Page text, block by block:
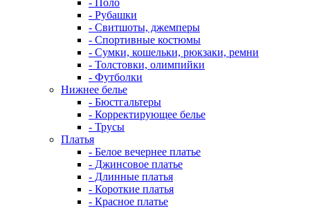
- Поло
- Рубашки
- Свитшоты, джемперы
- Спортивные костюмы
- Сумки, кошельки, рюкзаки, ремни
- Толстовки, олимпийки
- Футболки
Нижнее белье
- Бюстгальтеры
- Корректирующее белье
- Трусы
Платья
- Белое вечернее платье
- Джинсовое платье
- Длинные платья
- Короткие платья
- Красное платье